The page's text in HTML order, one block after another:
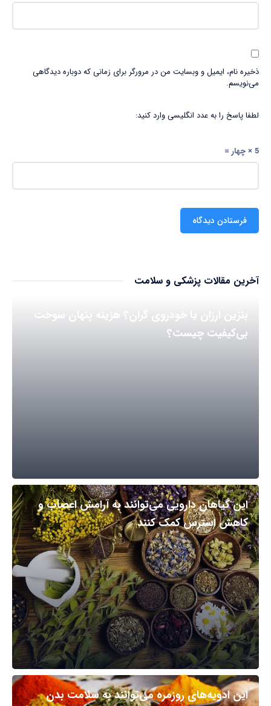
ذخیره نام، ایمیل و وبسایت من در مرورگر برای زمانی که دوباره دیدگاهی
می‌نویسم.
لطفا پاسخ را به عدد انگلیسی وارد کنید:
5 × چهار =
آخرین مقالات پزشکی و سلامت
بنزین ارزان یا خودروی گران؟ هزینه پنهان سوخت
بی‌کیفیت چیست؟
این گیاهان دارویی می‌توانند به آرامش اعصاب و
کاهش استرس کمک کنند
این ادویه‌های روزمره می‌توانند به سلامت بدن